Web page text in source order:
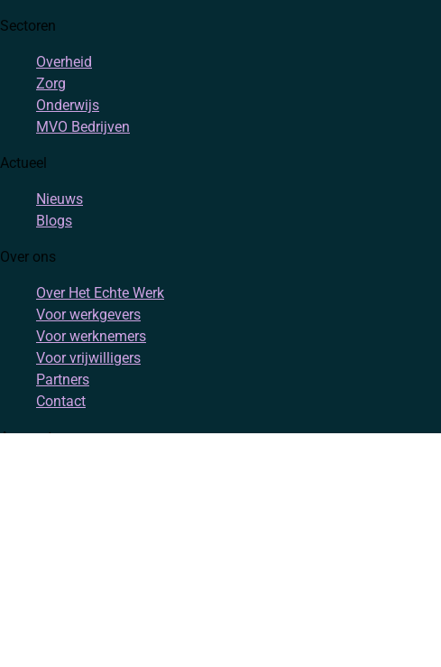
Sectoren
Overheid
Zorg
Onderwijs
MVO Bedrijven
Actueel
Nieuws
Blogs
Over ons
Over Het Echte Werk
Voor werkgevers
Voor werknemers
Voor vrijwilligers
Partners
Contact
Account